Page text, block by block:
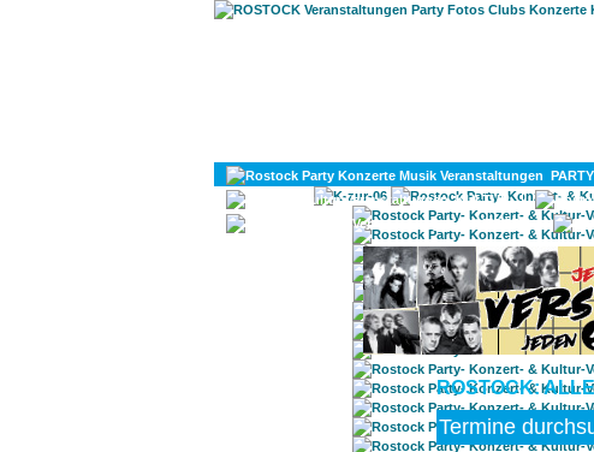
KULTUR
DIVERSES
ROSTOCK: